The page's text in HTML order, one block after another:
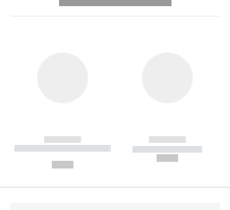
------------
----------- ----------- --------
------------
----------- -----------